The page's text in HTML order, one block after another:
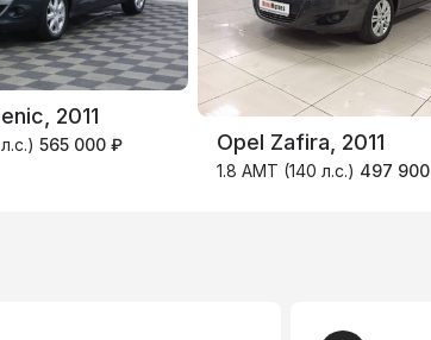
2011
565 000 ₽ Opel Zafira, 2011
1.8 AMT (140 л.с.) 497
4.9%